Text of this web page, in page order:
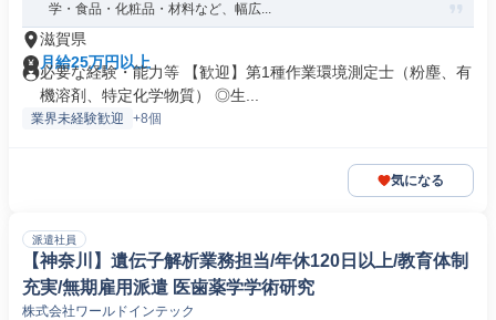
学・食品・化粧品・材料など、幅広...
滋賀県
月給25万円以上
必要な経験・能力等 【歓迎】第1種作業環境測定士（粉塵、有
機溶剤、特定化学物質） ◎生...
業界未経験歓迎 +8個
気になる
派遣社員
【神奈川】遺伝子解析業務担当/年休120日以上/教育体制
充実/無期雇用派遣 医歯薬学学術研究
株式会社ワールドインテック